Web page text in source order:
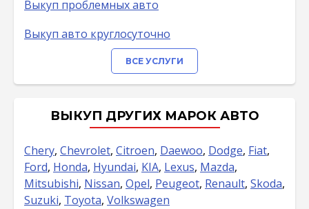
Выкуп проблемных авто
Выкуп авто круглосуточно
ВСЕ УСЛУГИ
ВЫКУП ДРУГИХ МАРОК АВТО
Chery, Chevrolet, Citroen, Daewoo, Dodge, Fiat,
Ford, Honda, Hyundai, KIA, Lexus, Mazda,
Mitsubishi, Nissan, Opel, Peugeot, Renault, Skoda,
Suzuki, Toyota, Volkswagen